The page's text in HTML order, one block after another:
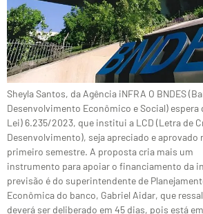
Sheyla Santos, da Agência iNFRA O BNDES
Desenvolvimento Econômico e Social) espera
Lei) 6.235/2023, que institui a LCD (Letra de
Desenvolvimento), seja apreciado e aprovado
primeiro semestre. A proposta cria mais um
instrumento para apoiar o financiamento da
previsão é do superintendente de
Econômica do banco, Gabriel Aidar, que
deverá ser deliberado em 45 dias, pois está